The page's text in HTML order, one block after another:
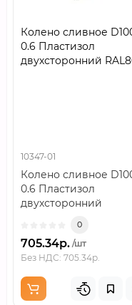
Колено сливное
0.6 Пластизол
двухсторонний
10347-01
Колено сливное
0.6 Пластизол
двухсторонний
0
705.34р. /шт
Без НДС: 705.34р.